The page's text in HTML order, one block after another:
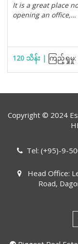
It is a great place
opening an office,…
120 သိန်း | ကြည့်ရှုမှု:
Copyright © 2024
Tel: (+95)-9-
Head Office:
Road,